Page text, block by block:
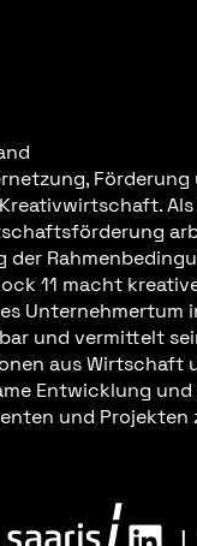
der
11 macht
Unternehmertum
und vermittelt
aus Wirtschaft
Entwicklung
und Projekten